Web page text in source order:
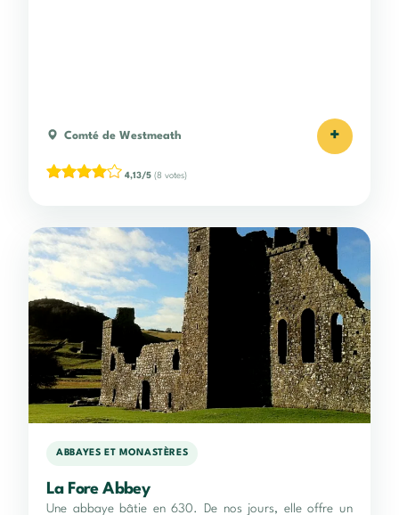
Comté de Westmeath +
4,13/5 (8 votes)
ABBAYES ET MONASTÈRES
La Fore Abbey
Une abbaye bâtie en 630. De nos jours, elle offre un